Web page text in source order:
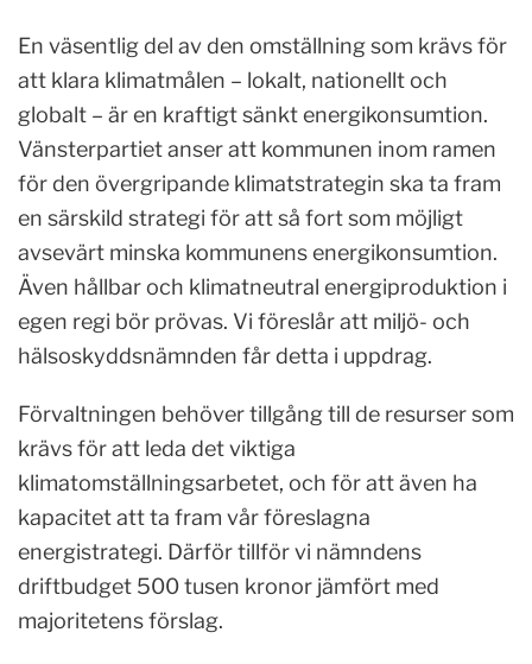
En väsentlig del av den omställning som krävs för
att klara klimatmålen – lokalt, nationellt och
globalt – är en kraftigt sänkt energikonsumtion.
Vänsterpartiet anser att kommunen inom ramen
för den övergripande klimatstrategin ska ta fram
en särskild strategi för att så fort som möjligt
avsevärt minska kommunens energikonsumtion.
Även hållbar och klimatneutral energiproduktion i
egen regi bör prövas. Vi föreslår att miljö- och
hälsoskyddsnämnden får detta i uppdrag.
Förvaltningen behöver tillgång till de resurser som
krävs för att leda det viktiga
klimatomställningsarbetet, och för att även ha
kapacitet att ta fram vår föreslagna
energistrategi. Därför tillför vi nämndens
driftbudget 500 tusen kronor jämfört med
majoritetens förslag.